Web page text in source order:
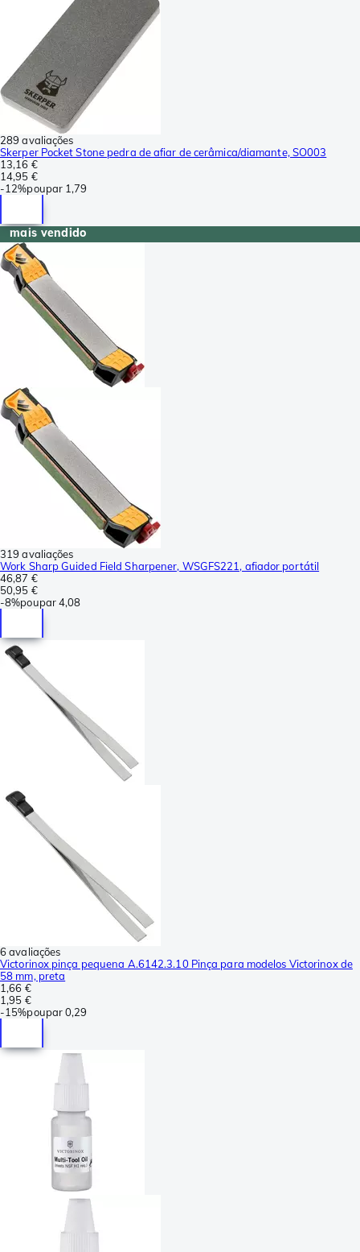
289 avaliações
Skerper Pocket Stone pedra de afiar de cerâmica/diamante, SO003
13,16 €
14,95 €
-12%poupar 1,79
mais vendido
319 avaliações
Work Sharp Guided Field Sharpener, WSGFS221, afiador portátil
46,87 €
50,95 €
-8%poupar4,08
6 avaliações
Victorinox pinça pequena A.6142.3.10 Pinça para modelos Victorinox de
58 mm, preta
1,66 €
1,95 €
-15%poupar0,29